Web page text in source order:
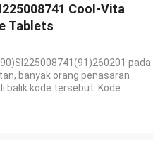
Cool-Vita
Tablets
pada
banyak orang penasaran
balik kode tersebut. Kode